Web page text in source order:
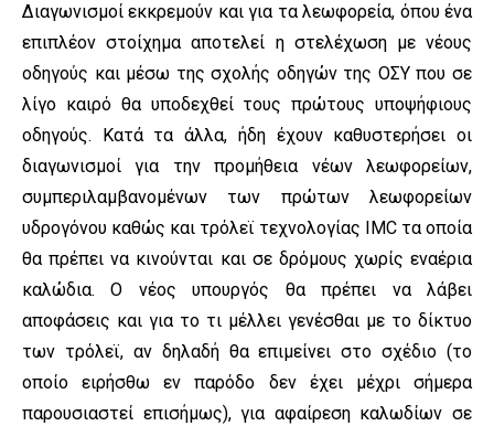
Διαγωνισμοί εκκρεμούν και για τα λεωφορεία, όπου ένα
επιπλέον στοίχημα αποτελεί η στελέχωση με νέους
οδηγούς και μέσω της σχολής οδηγών της ΟΣΥ που σε
λίγο καιρό θα υποδεχθεί τους πρώτους υποψήφιους
οδηγούς. Κατά τα άλλα, ήδη έχουν καθυστερήσει οι
διαγωνισμοί για την προμήθεια νέων λεωφορείων,
συμπεριλαμβανομένων των πρώτων λεωφορείων
υδρογόνου καθώς και τρόλεϊ τεχνολογίας IMC τα οποία
θα πρέπει να κινούνται και σε δρόμους χωρίς εναέρια
καλώδια. Ο νέος υπουργός θα πρέπει να λάβει
αποφάσεις και για το τι μέλλει γενέσθαι με το δίκτυο
των τρόλεϊ, αν δηλαδή θα επιμείνει στο σχέδιο (το
οποίο ειρήσθω εν παρόδο δεν έχει μέχρι σήμερα
παρουσιαστεί επισήμως), για αφαίρεση καλωδίων σε